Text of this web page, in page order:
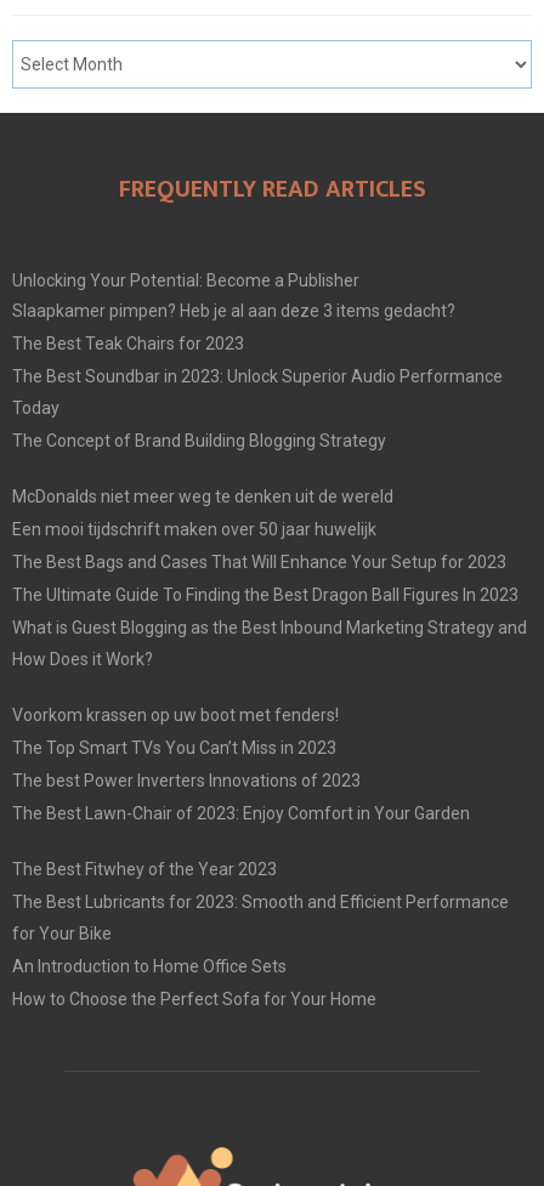
FREQUENTLY READ ARTICLES
Unlocking Your Potential: Become a Publisher
Slaapkamer pimpen? Heb je al aan deze 3 items gedacht?
The Best Teak Chairs for 2023
The Best Soundbar in 2023: Unlock Superior Audio Performance
Today
The Concept of Brand Building Blogging Strategy
McDonalds niet meer weg te denken uit de wereld
Een mooi tijdschrift maken over 50 jaar huwelijk
The Best Bags and Cases That Will Enhance Your Setup for 2023
The Ultimate Guide To Finding the Best Dragon Ball Figures In 2023
What is Guest Blogging as the Best Inbound Marketing Strategy and
How Does it Work?
Voorkom krassen op uw boot met fenders!
The Top Smart TVs You Can’t Miss in 2023
The best Power Inverters Innovations of 2023
The Best Lawn-Chair of 2023: Enjoy Comfort in Your Garden
The Best Fitwhey of the Year 2023
The Best Lubricants for 2023: Smooth and Efficient Performance
for Your Bike
An Introduction to Home Office Sets
How to Choose the Perfect Sofa for Your Home